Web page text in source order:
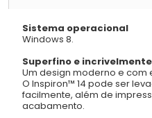
Sistema operacional
Windows 8.
Superfino e
Um design moderno e com
O Inspiron™ 14 pode ser
facilmente, além de
acabamento.